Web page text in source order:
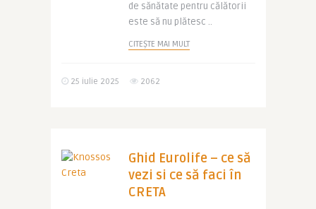
de sănătate pentru călătorii
este să nu plătesc ..
CITEȘTE MAI MULT
25 iulie 2025 2062
Ghid Eurolife – ce să
vezi si ce să faci în
CRETA